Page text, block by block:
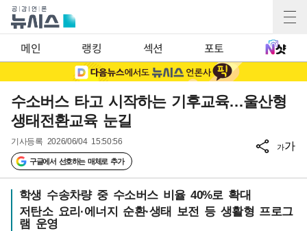
메인 랭킹 섹션 포토
수소버스 타고 시작하는 기후교육…울산형
생태전환교육 눈길
기사등록 2026/06/04 15:50:56
구글에서 선호하는 매체로 추가
가가
학생 수송차량 중 수소버스 비율 40%로 확대
저탄소 요리·에너지 순환·생태 보전 등 생활형 프로그
램 운영